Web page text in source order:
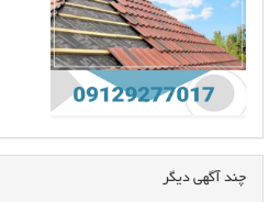
چند آگهی دیگر